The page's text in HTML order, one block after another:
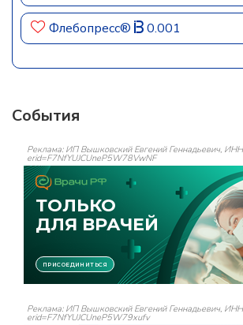
Флебопресс® 0.001
События
Реклама: ИП Вышковский Евгений Геннадьевич,
erid=F7NfYUJCUneP5W78VwNF
Реклама: ИП Вышковский Евгений Геннадьевич,
erid=F7NfYUJCUneP5W79xufv